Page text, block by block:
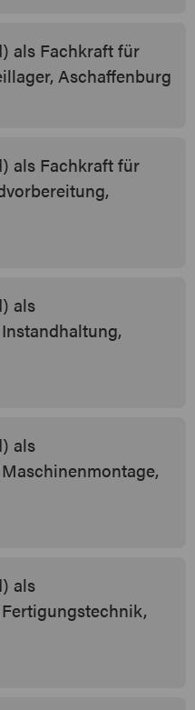
als Fachkraft für
Aschaffenburg
als Fachkraft für
als
als
als